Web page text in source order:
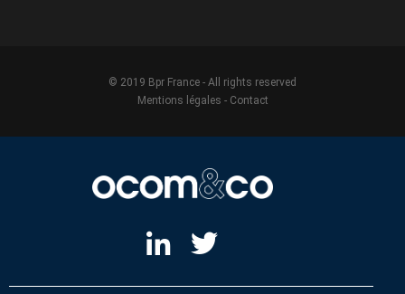
© 2019 Bpr France - All rights reserved
Mentions légales - Contact